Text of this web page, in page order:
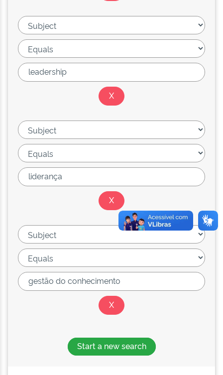
Start a new search